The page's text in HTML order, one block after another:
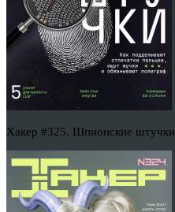
Хакер #325. Шпионские штучки